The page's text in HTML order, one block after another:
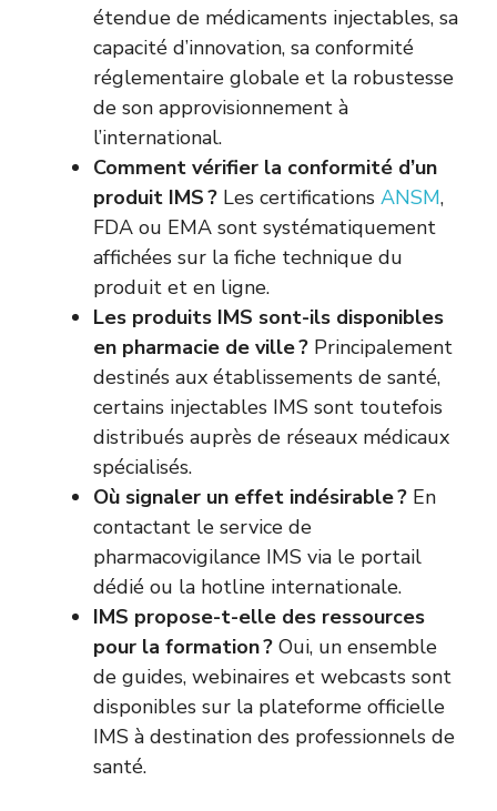
étendue de médicaments injectables, sa
capacité d’innovation, sa conformité
réglementaire globale et la robustesse
de son approvisionnement à
l’international.
Comment vérifier la conformité d’un
produit IMS ? Les certifications ANSM,
FDA ou EMA sont systématiquement
affichées sur la fiche technique du
produit et en ligne.
Les produits IMS sont-ils disponibles
en pharmacie de ville ? Principalement
destinés aux établissements de santé,
certains injectables IMS sont toutefois
distribués auprès de réseaux médicaux
spécialisés.
Où signaler un effet indésirable ? En
contactant le service de
pharmacovigilance IMS via le portail
dédié ou la hotline internationale.
IMS propose-t-elle des ressources
pour la formation ? Oui, un ensemble
de guides, webinaires et webcasts sont
disponibles sur la plateforme officielle
IMS à destination des professionnels de
santé.